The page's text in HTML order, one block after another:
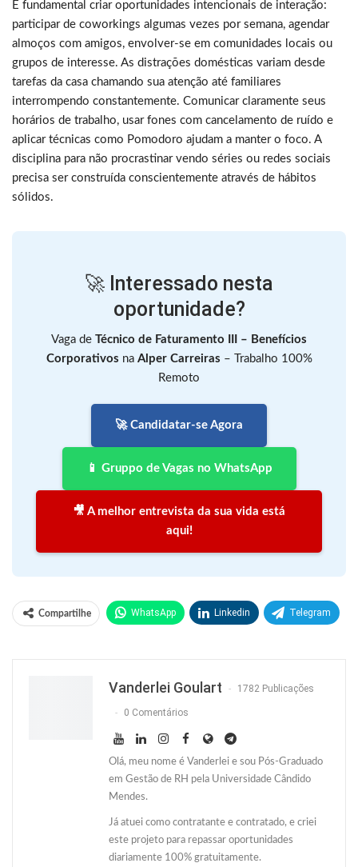
É fundamental criar oportunidades intencionais de interação:
participar de coworkings algumas vezes por semana, agendar
almoços com amigos, envolver-se em comunidades locais ou
grupos de interesse. As distrações domésticas variam desde
tarefas da casa chamando sua atenção até familiares
interrompendo constantemente. Comunicar claramente seus
horários de trabalho, usar fones com cancelamento de ruído e
aplicar técnicas como Pomodoro ajudam a manter o foco. A
disciplina para não procrastinar vendo séries ou redes sociais
precisa ser construída conscientemente através de hábitos
sólidos.
🚀 Interessado nesta
oportunidade?
Vaga de Técnico de Faturamento III – Benefícios
Corporativos na Alper Carreiras – Trabalho 100%
Remoto
🚀 Candidatar-se Agora
📱 Gruppo de Vagas no WhatsApp
🎥 A melhor entrevista da sua vida está
aqui!
Compartilhe WhatsApp Linkedin Telegram
Vanderlei Goulart 1782 Publicações
0 Comentários
Olá, meu nome é Vanderlei e sou Pós-Graduado
em Gestão de RH pela Universidade Cândido
Mendes.
Já atuei como contratante e contratado, e criei
este projeto para repassar oportunidades
diariamente 100% gratuitamente.